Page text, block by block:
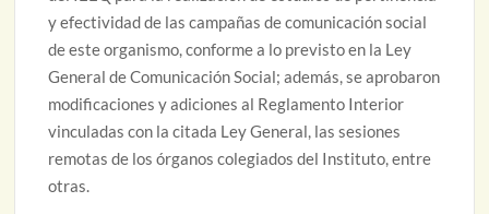
y efectividad de las campañas de comunicación social
de este organismo, conforme a lo previsto en la Ley
General de Comunicación Social; además, se aprobaron
modificaciones y adiciones al Reglamento Interior
vinculadas con la citada Ley General, las sesiones
remotas de los órganos colegiados del Instituto, entre
otras.